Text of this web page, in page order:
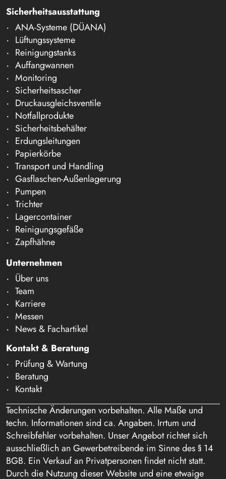
Sicherheitsausstattung
ANA-Systeme (DÜANA)
Lüftungssysteme
Reinigungstanks
Auffangwannen
Monitoring
Sicherheitsascher
Druckausgleichsventile
Notfallprodukte
Sicherheitsbehälter
Erdungsleitungen
Papierkörbe
Transport und Handling
Gasflaschen-Außenlagerung
Pumpen
Trichter
Lagercontainer
Reinigungsgefäße
Zapfhähne
Unternehmen
Über uns
Team
Karriere
Messen
News & Fachartikel
Kontakt & Beratung
Prüfung & Wartung
Beratung
Kontakt
Technische Änderungen vorbehalten. Alle Maße und
techn. Informationen sind ca. Angaben. Irrtum und
Schreibfehler vorbehalten. Unser Angebot richtet sich
ausschließlich an Gewerbetreibende im Sinne des § 14
BGB. Ein Verkauf an Privatpersonen findet nicht statt.
Durch die Nutzung dieser Website und eine etwaige